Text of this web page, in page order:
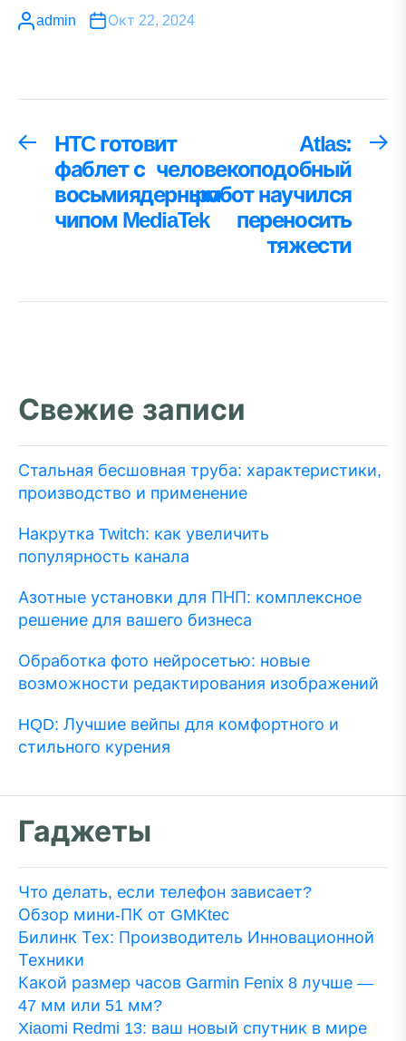
admin Окт 22, 2024
Навигация
записям
Предыдущая
запись:
HTC готовит
фаблет с
восьмиядерным
чипом MediaTek
Atlas:
человекоподобный
робот научился
переносить
тяжести
Свежие записи
Стальная бесшовная труба: характеристики,
производство и применение
Накрутка Twitch: как увеличить
популярность канала
Азотные установки для ПНП: комплексное
решение для вашего бизнеса
Обработка фото нейросетью: новые
возможности редактирования изображений
HQD: Лучшие вейпы для комфортного и
стильного курения
Гаджеты
Что делать, если телефон зависает?
Обзор мини-ПК от GMKtec
Билинк Тех: Производитель Инновационной
Техники
Какой размер часов Garmin Fenix 8 лучше —
47 мм или 51 мм?
Xiaomi Redmi 13: ваш новый спутник в мире